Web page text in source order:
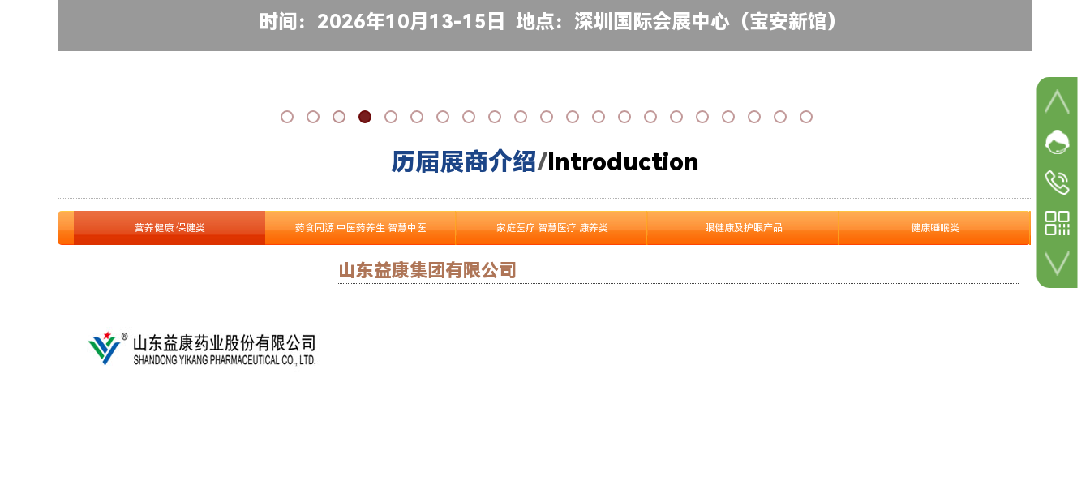
时间：2026年10月13-15日 地点：深圳国际会展中心（宝安新馆）
历届展商介绍/Introduction
营养健康 保健类 药食同源 中医药养生 智慧中医 家庭医疗 智慧医疗 康养类 眼健康及护眼产品 健康睡眠类
山东益康集团有限公司
网站客
参观咨询
参展咨询